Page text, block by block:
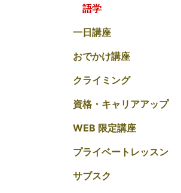
語学
一日講座
おでかけ講座
クライミング
資格・キャリアアップ
WEB 限定講座
プライベートレッスン
サブスク